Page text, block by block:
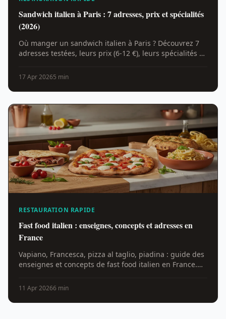
Sandwich italien à Paris : 7 adresses, prix et spécialités
(2026)
Où manger un sandwich italien à Paris ? Découvrez 7
adresses testées, leurs prix (6-12 €), leurs spécialités et
17 Apr 20265 min
RESTAURATION RAPIDE
Fast food italien : enseignes, concepts et adresses en
France
Vapiano, Francesca, pizza al taglio, piadina : guide des
enseignes et concepts de fast food italien en France.
11 Apr 20266 min